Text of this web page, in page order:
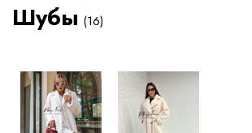
Шубы (16)